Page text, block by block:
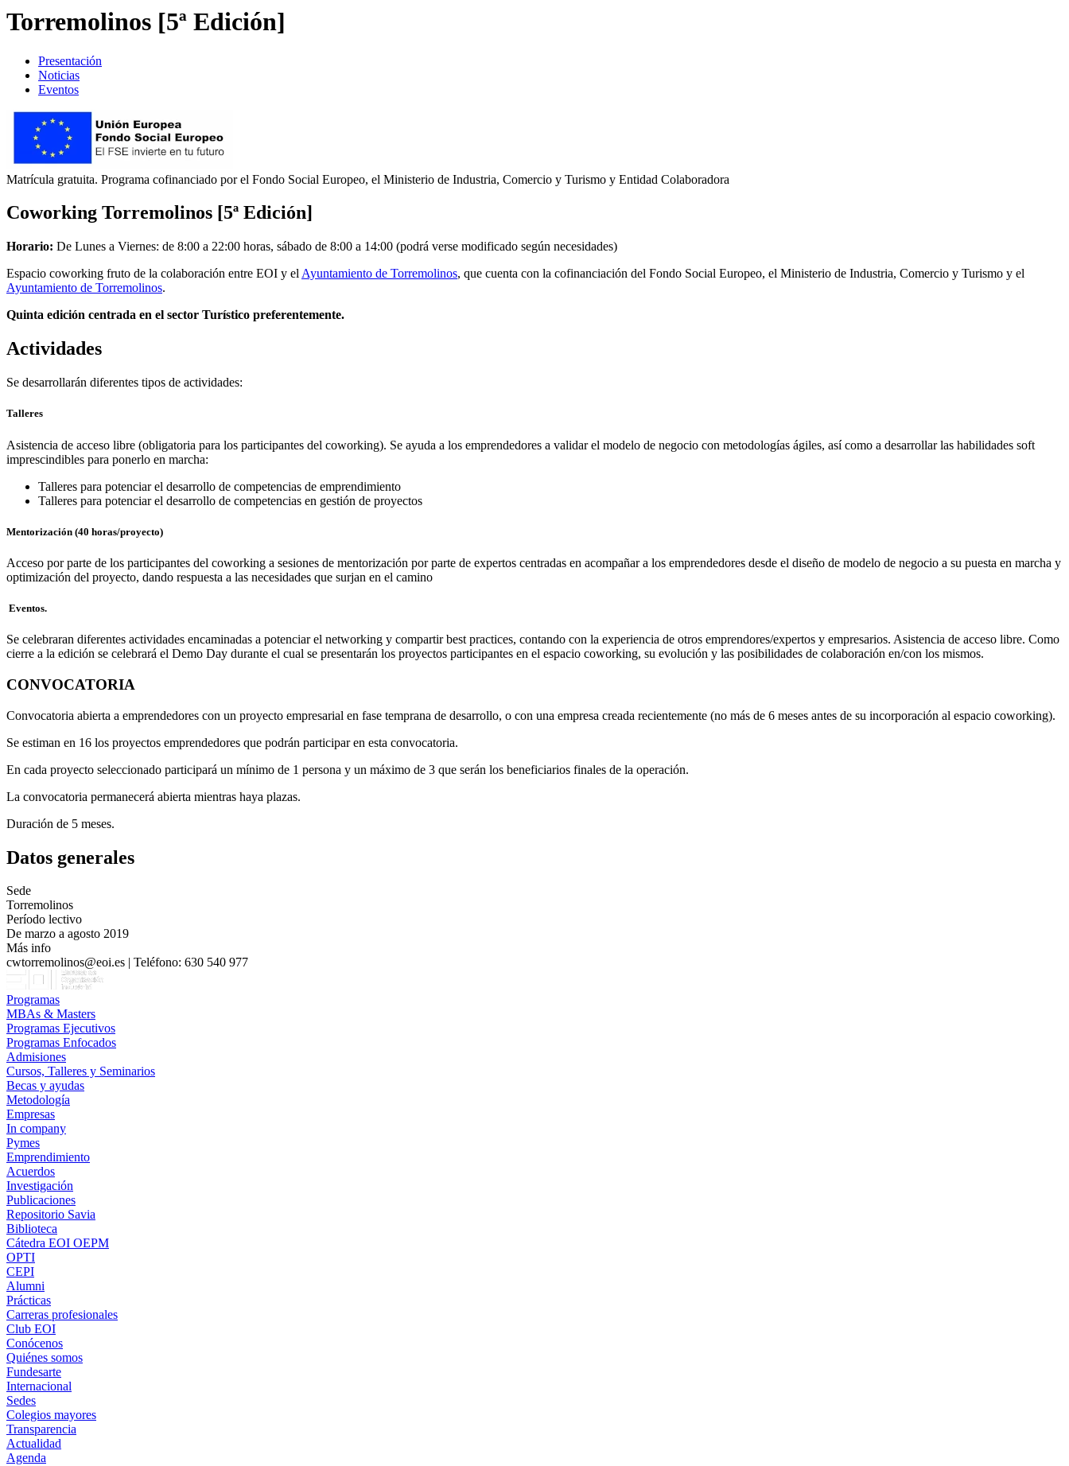
Torremolinos [5ª Edición]
Presentación
Noticias
Eventos
Matrícula gratuita. Programa cofinanciado por el Fondo Social Europeo, el Ministerio de Industria, Comercio y Turismo y Entidad Colaboradora
Coworking Torremolinos [5ª Edición]
Horario: De Lunes a Viernes: de 8:00 a 22:00 horas, sábado de 8:00 a 14:00 (podrá verse modificado según necesidades)
Espacio coworking fruto de la colaboración entre EOI y el Ayuntamiento de Torremolinos, que cuenta con la cofinanciación del Fondo Social Europeo, el Ministerio de Industria, Comercio y Turismo y el
Ayuntamiento de Torremolinos.
Quinta edición centrada en el sector Turístico preferentemente.
Actividades
Se desarrollarán diferentes tipos de actividades:
Talleres
Asistencia de acceso libre (obligatoria para los participantes del coworking). Se ayuda a los emprendedores a validar el modelo de negocio con metodologías ágiles, así como a desarrollar las habilidades soft
imprescindibles para ponerlo en marcha:
Talleres para potenciar el desarrollo de competencias de emprendimiento
Talleres para potenciar el desarrollo de competencias en gestión de proyectos
Mentorización (40 horas/proyecto)
Acceso por parte de los participantes del coworking a sesiones de mentorización por parte de expertos centradas en acompañar a los emprendedores desde el diseño de modelo de negocio a su puesta en marcha y
optimización del proyecto, dando respuesta a las necesidades que surjan en el camino
Eventos.
Se celebraran diferentes actividades encaminadas a potenciar el networking y compartir best practices, contando con la experiencia de otros emprendores/expertos y empresarios. Asistencia de acceso libre. Como
cierre a la edición se celebrará el Demo Day durante el cual se presentarán los proyectos participantes en el espacio coworking, su evolución y las posibilidades de colaboración en/con los mismos.
CONVOCATORIA
Convocatoria abierta a emprendedores con un proyecto empresarial en fase temprana de desarrollo, o con una empresa creada recientemente (no más de 6 meses antes de su incorporación al espacio coworking).
Se estiman en 16 los proyectos emprendedores que podrán participar en esta convocatoria.
En cada proyecto seleccionado participará un mínimo de 1 persona y un máximo de 3 que serán los beneficiarios finales de la operación.
La convocatoria permanecerá abierta mientras haya plazas.
Duración de 5 meses.
Datos generales
Sede
Torremolinos
Período lectivo
De marzo a agosto 2019
Más info
cwtorremolinos@eoi.es | Teléfono: 630 540 977
Programas
MBAs & Masters
Programas Ejecutivos
Programas Enfocados
Admisiones
Cursos, Talleres y Seminarios
Becas y ayudas
Metodología
Empresas
In company
Pymes
Emprendimiento
Acuerdos
Investigación
Publicaciones
Repositorio Savia
Biblioteca
Cátedra EOI OEPM
OPTI
CEPI
Alumni
Prácticas
Carreras profesionales
Club EOI
Conócenos
Quiénes somos
Fundesarte
Internacional
Sedes
Colegios mayores
Transparencia
Actualidad
Agenda